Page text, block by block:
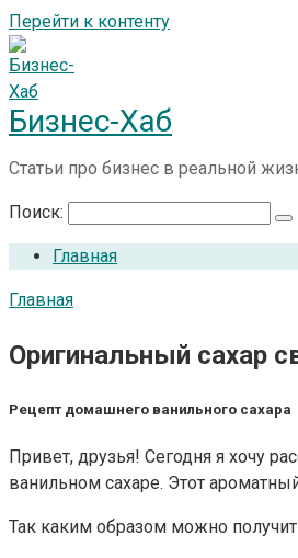
Перейти к контенту
Бизнес-Хаб
Статьи про бизнес в реальной
Поиск:
Главная
Главная
Оригинальный сахар
Рецепт домашнего ванильного сахара
Привет, друзья! Сегодня я хочу
ванильном сахаре. Этот
Так каким образом можно